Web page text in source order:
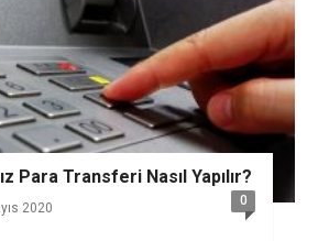
Para Transferi Nasıl Yapılır?
2020 0